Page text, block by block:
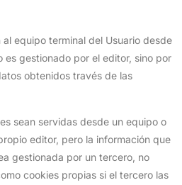
equipo terminal del Usuario desde
es gestionado por el editor, sino por
obtenidos través de las
sean servidas desde un equipo o
editor, pero la información que
gestionada por un tercero, no
cookies propias si el tercero las